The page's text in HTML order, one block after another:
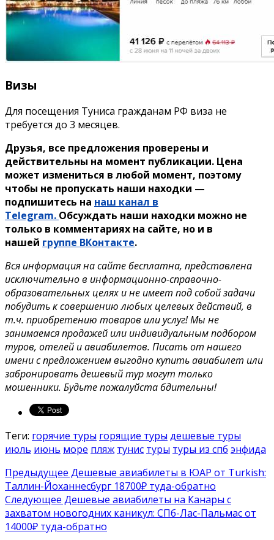
Визы
Для посещения Туниса гражданам РФ виза не
требуется до 3 месяцев.
Друзья, все предложения проверены и
действительны на момент публикации. Цена
может измениться в любой момент, поэтому
чтобы не пропускать наши находки —
подпишитесь на наш канал в
Telegram. Обсуждать наши находки можно не
только в комментариях на сайте, но и в
нашей группе ВКонтакте.
Вся информация на сайте бесплатна, представлена
исключительно в информационно-справочно-
образовательных целях и не имеет под собой задачи
побудить к совершению любых целевых действий, в
т.ч. приобретению товаров или услуг! Мы не
занимаемся продажей или индивидуальным подбором
туров, отелей и авиабилетов. Писать от нашего
имени с предложением выгодно купить авиабилет или
забронировать дешевый тур могут только
мошенники. Будьте пожалуйста бдительны!
Теги: горячие туры горящие туры дешевые туры
июль июнь море пляж тунис туры туры из спб энфида
Предыдущее Дешевые авиабилеты в ЮАР от Turkish:
Таллин-Йоханнесбург 18700₽ туда-обратно
Следующее Дешевые авиабилеты на Канары с
захватом новогодних каникул: СПб-Лас-Пальмас от
14000₽ туда-обратно